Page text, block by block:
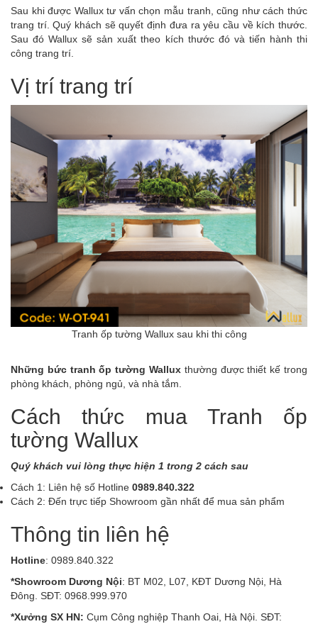
Sau khi được Wallux tư vấn chọn mẫu tranh, cũng như cách thức
trang trí. Quý khách sẽ quyết định đưa ra yêu cầu về kích thước.
Sau đó Wallux sẽ sản xuất theo kích thước đó và tiến hành thi
công trang trí.
Vị trí trang trí
Tranh ốp tường Wallux sau khi thi công
Những bức tranh ốp tường Wallux thường được thiết kế trong
phòng khách, phòng ngủ, và nhà tắm.
Cách thức mua Tranh ốp
tường Wallux
Quý khách vui lòng thực hiện 1 trong 2 cách sau
Cách 1: Liên hệ số Hotline 0989.840.322
Cách 2: Đến trực tiếp Showroom gần nhất để mua sản phẩm
Thông tin liên hệ
Hotline: 0989.840.322
*Showroom Dương Nội: BT M02, L07, KĐT Dương Nội, Hà
Đông. SĐT: 0968.999.970
*Xưởng SX HN: Cụm Công nghiệp Thanh Oai, Hà Nội. SĐT: